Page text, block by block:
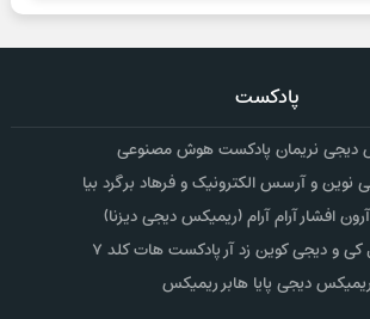
پادکست
دیجی نریمان پادکست هوش مصنوعی
و آرسس الکترونیک و فرهاد برگرد بیا
افشار آرام آرام (ریمیکس دیجی دیزنا)
و دیجی کوین زد آر پادکست هات کلد ۷
ریمیکس دیجی پایا هابر ریمیکس